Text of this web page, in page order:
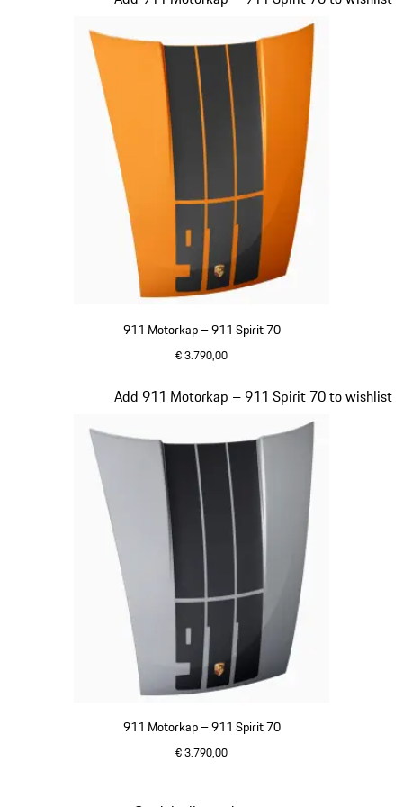
911 Motorkap – 911 Spirit 70
€ 3.790,00
911 Motorkap – 911 Spirit 70
€ 3.790,00
Add 911 Motorkap – 911 Spirit 70 to wishlist